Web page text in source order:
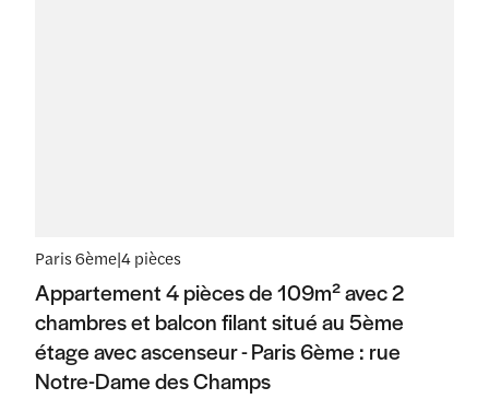
Paris 6ème|4 pièces
Appartement 4 pièces de 109m² avec 2
chambres et balcon filant situé au 5ème
étage avec ascenseur - Paris 6ème : rue
Notre-Dame des Champs